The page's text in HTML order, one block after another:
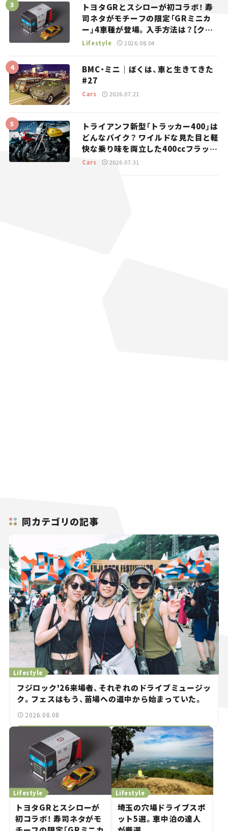
トヨタGRとスシローが初コラボ！ 寿
司ネタがモチーフの限定「GRミニカ
ー」4車種が登場。入手方法は？【クル
マとホビー】
Lifestyle 2026.08.04
BMC・ミニ｜ぼくは、車と生きてきた
#27
Cars 2026.07.21
トライアンフ新型「トラッカー400」は
どんなバイク？ ワイルドな見た目と軽
快な乗り味を両立した400ccフラット
トラッカー【試乗レビュー】
Cars 2026.07.31
同カテゴリの記事
フジロック'26来場者、それぞれのドライブミュージッ
ク。フェスはもう、苗場への道中から始まっていた。
Lifestyle
2026.08.08
トヨタGRとスシローが
初コラボ！ 寿司ネタがモ
Lifestyle
埼玉の穴場ドライブスポ
ット5選。車中泊の達人
Lifestyle